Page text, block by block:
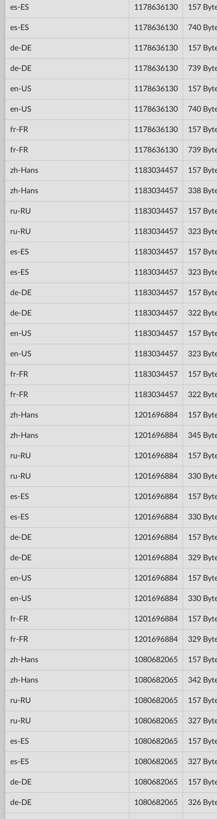
es-ES 1178636130 157
es-ES 1178636130 740
de-DE 1178636130 157
de-DE 1178636130 739
en-US 1178636130 157
en-US 1178636130 740
fr-FR 1178636130 157
fr-FR 1178636130 739
zh-Hans 1183034457 157
zh-Hans 1183034457 338
ru-RU 1183034457 157
ru-RU 1183034457 323
es-ES 1183034457 157
es-ES 1183034457 323
de-DE 1183034457 157
de-DE 1183034457 322
en-US 1183034457 157
en-US 1183034457 323
fr-FR 1183034457 157
fr-FR 1183034457 322
zh-Hans 1201696884 157
zh-Hans 1201696884 345
ru-RU 1201696884 157
ru-RU 1201696884 330
es-ES 1201696884 157
es-ES 1201696884 330
de-DE 1201696884 157
de-DE 1201696884 329
en-US 1201696884 157
en-US 1201696884 330
fr-FR 1201696884 157
fr-FR 1201696884 329
zh-Hans 1080682065 157
zh-Hans 1080682065 342
ru-RU 1080682065 157
ru-RU 1080682065 327
es-ES 1080682065 157
es-ES 1080682065 327
de-DE 1080682065 157
de-DE 1080682065 326